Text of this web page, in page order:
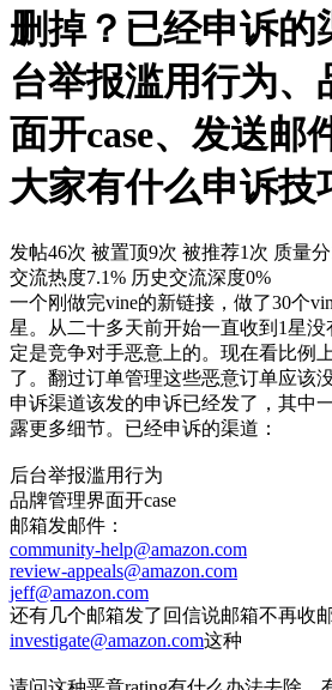
删掉？已经申诉的
台举报滥用行为、
面开case、发送邮
大家有什么申诉技
发帖46次 被置顶9次 被推荐1次 质量
交流热度7.1% 历史交流深度0%
一个刚做完vine的新链接，做了30个
星。从二十多天前开始一直收到1星没
定是竞争对手恶意上的。现在看比例
了。翻过订单管理这些恶意订单应该
申诉渠道该发的申诉已经发了，其中
露更多细节。已经申诉的渠道：
后台举报滥用行为
品牌管理界面开case
邮箱发邮件：
community-help@amazon.com
review-appeals@amazon.com
jeff@amazon.com
还有几个邮箱发了回信说邮箱不再收
investigate@amazon.com这种